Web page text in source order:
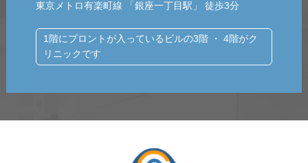
東京メトロ有楽町線 「銀座一丁目駅」 徒歩3分
1階にプロントが入っているビルの3階 ・ 4階がク
リニックです